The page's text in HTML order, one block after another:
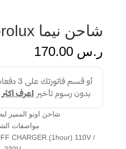
شاحن نيما prolux
ر.س
شاحن اوتو المميز
مواصفات
CHARGER (1hour) 110V /